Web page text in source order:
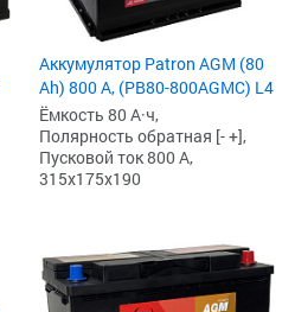
Аккумулятор Patron AGM (80
Ah) 800 А, (PB80-800AGMC) L4
Ёмкость 80 А·ч,
Полярность обратная [- +],
Пусковой ток 800 А,
315x175x190